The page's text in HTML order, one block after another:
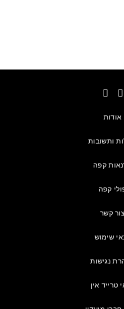
אודות
ותשובות
קפה
קפה
צור קשר
שימוש
נגישות
טרייד אין